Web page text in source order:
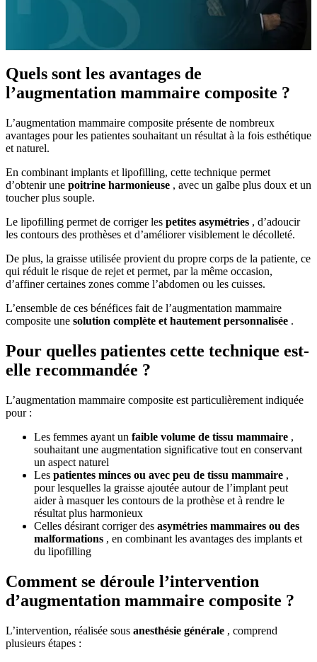
Quels sont les avantages de
l’augmentation mammaire composite ?
L’augmentation mammaire composite présente de nombreux
avantages pour les patientes souhaitant un résultat à la fois esthétique
et naturel.
En combinant implants et lipofilling, cette technique permet
d’obtenir une poitrine harmonieuse , avec un galbe plus doux et un
toucher plus souple.
Le lipofilling permet de corriger les petites asymétries , d’adoucir
les contours des prothèses et d’améliorer visiblement le décolleté.
De plus, la graisse utilisée provient du propre corps de la patiente, ce
qui réduit le risque de rejet et permet, par la même occasion,
d’affiner certaines zones comme l’abdomen ou les cuisses.
L’ensemble de ces bénéfices fait de l’augmentation mammaire
composite une solution complète et hautement personnalisée .
Pour quelles patientes cette technique est-
elle recommandée ?
L’augmentation mammaire composite est particulièrement indiquée
pour :​
Les femmes ayant un faible volume de tissu mammaire ,
souhaitant une augmentation significative tout en conservant
un aspect naturel
Les patientes minces ou avec peu de tissu mammaire ,
pour lesquelles la graisse ajoutée autour de l’implant peut
aider à masquer les contours de la prothèse et à rendre le
résultat plus harmonieux
Celles désirant corriger des asymétries mammaires ou des
malformations , en combinant les avantages des implants et
du lipofilling
Comment se déroule l’intervention
d’augmentation mammaire composite ?
L’intervention, réalisée sous anesthésie générale , comprend
plusieurs étapes :​